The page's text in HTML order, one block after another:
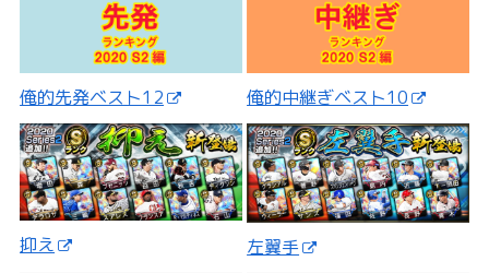
俺的先発ベスト12 俺的中継ぎベスト10
抑え 左翼手